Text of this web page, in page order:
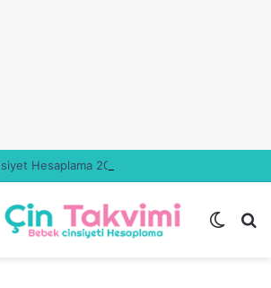
Hesaplama 2026 Güncel
Dış